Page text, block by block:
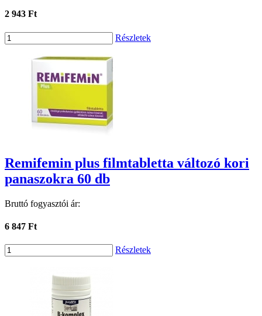
2 943 Ft
Részletek
Remifemin plus filmtabletta változó kori
panaszokra 60 db
Bruttó fogyasztói ár:
6 847 Ft
Részletek